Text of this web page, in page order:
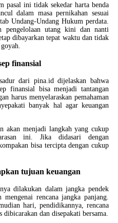
pasal ini tidak sekedar harta benda
dalam masa pernikahan sesuai
Undang-Undang Hukum perdata.
pengelolaan utang kini dan nanti
dibayarkan tepat waktu dan tidak
finansial
dari pina.id dijelaskan bahwa
finansial bisa menjadi tantangan
harus menyelaraskan pemahaman
banyak hal agar keuangan
akan menjadi langkah yang cukup
ini. Jika didasari dengan
bisa tercipta dengan cukup
tujuan keuangan
dilakukan dalam jangka pendek
rencana jangka panjang.
hari, pendidikannya, rencana
dibicarakan dan disepakati bersama.